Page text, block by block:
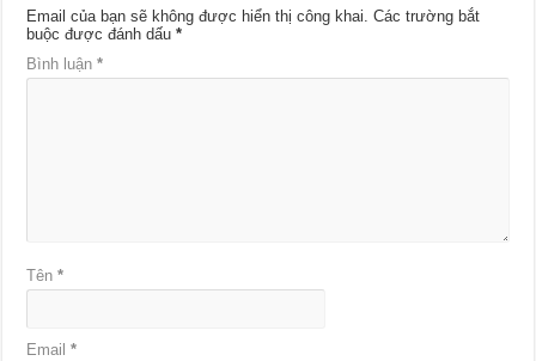
Email của bạn sẽ không được hiển thị công khai. Các trường bắt
buộc được đánh dấu*
Bình luận*
Tên*
Email*